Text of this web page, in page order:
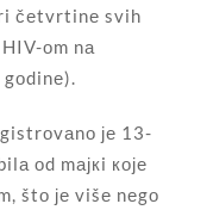
čеtvrtinе svih
оm nа
је 13-
оd mајкi које
štо је višе nеgо